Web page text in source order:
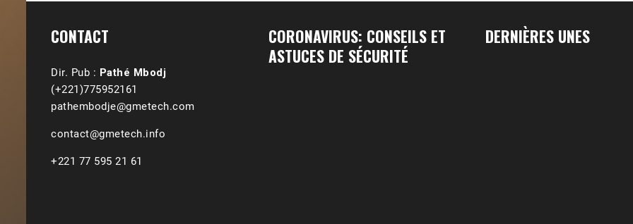
CONTACT
Dir. Pub : Pathé Mbodj
(+221)775952161
pathembodje@gmetech.com
contact@gmetech.info
+221 77 595 21 61
CORONAVIRUS: CONSEILS ET
ASTUCES DE SÉCURITÉ
DERNIÈRES UNES